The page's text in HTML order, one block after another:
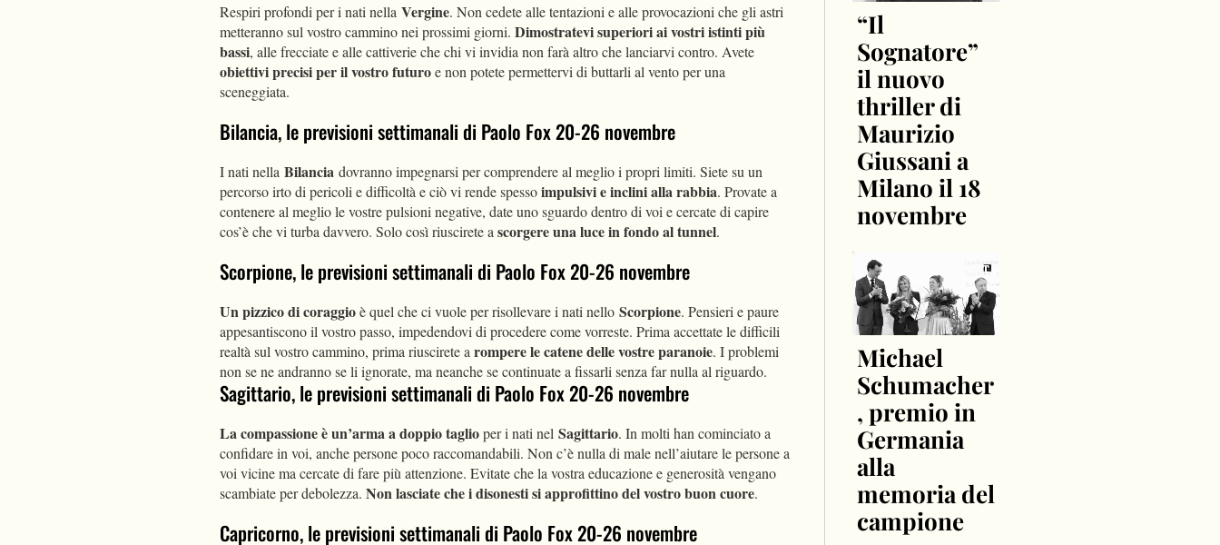
Respiri profondi per i nati nella Vergine. Non cedete alle tentazioni e alle provocazioni che gli astri
metteranno sul vostro cammino nei prossimi giorni. Dimostratevi superiori ai vostri istinti più
bassi, alle frecciate e alle cattiverie che chi vi invidia non farà altro che lanciarvi contro. Avete
obiettivi precisi per il vostro futuroe non potete permettervi di buttarli al vento per una
sceneggiata.
Bilancia, le previsioni settimanali di Paolo Fox 20-26 novembre
I nati nella Bilancia dovranno impegnarsi per comprendere al meglio i propri limiti. Siete su un
percorso irto di pericoli e difficoltà e ciò vi rende spessoimpulsivi e inclini alla rabbia. Provate a
contenere al meglio le vostre pulsioni negative, date uno sguardo dentro di voi e cercate di capire
cos’è che vi turba davvero. Solo così riuscirete ascorgere una luce in fondo al tunnel.
Scorpione, le previsioni settimanali di Paolo Fox 20-26 novembre
Un pizzico di coraggioè quel che ci vuole per risollevare i nati nello Scorpione. Pensieri e paure
appesantiscono il vostro passo, impedendovi di procedere come vorreste. Prima accettate le difficili
realtà sul vostro cammino, prima riuscirete arompere le catene delle vostre paranoie. I problemi
non se ne andranno se li ignorate, ma neanche se continuate a fissarli senza far nulla al riguardo.
Sagittario, le previsioni settimanali di Paolo Fox 20-26 novembre
La compassione è un’arma a doppio taglioper i nati nel Sagittario. In molti han cominciato a
confidare in voi, anche persone poco raccomandabili. Non c’è nulla di male nell’aiutare le persone a
voi vicine ma cercate di fare più attenzione. Evitate che la vostra educazione e generosità vengano
scambiate per debolezza. Non lasciate che i disonesti si approfittino del vostro buon cuore.
Capricorno, le previsioni settimanali di Paolo Fox 20-26 novembre
“Il
Sognatore”
il nuovo
thriller di
Maurizio
Giussani a
Milano il 18
novembre
Michael
Schumacher
, premio in
Germania
alla
memoria del
campione